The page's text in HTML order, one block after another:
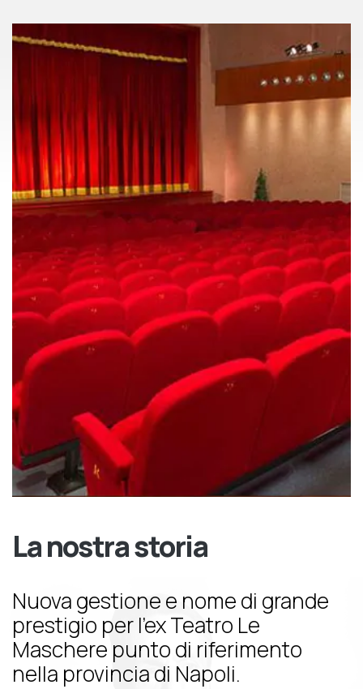
La nostra storia
Nuova gestione e nome di grande
prestigio per l’ex Teatro Le
Maschere punto di riferimento
nella provincia di Napoli.